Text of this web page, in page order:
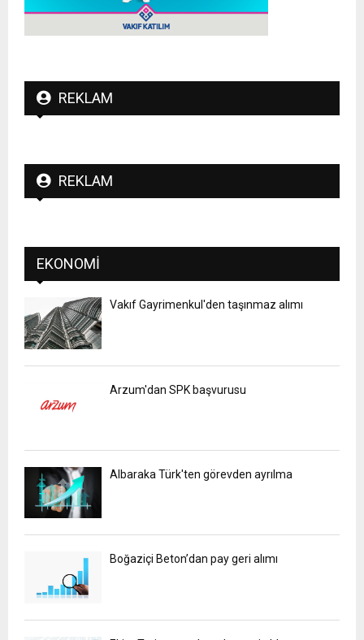
REKLAM
REKLAM
EKONOMI
Vakıf Gayrimenkul'den taşınmaz alımı
Arzum'dan SPK başvurusu
Albaraka Türk'ten görevden ayrılma
Boğaziçi Beton’dan pay geri alımı